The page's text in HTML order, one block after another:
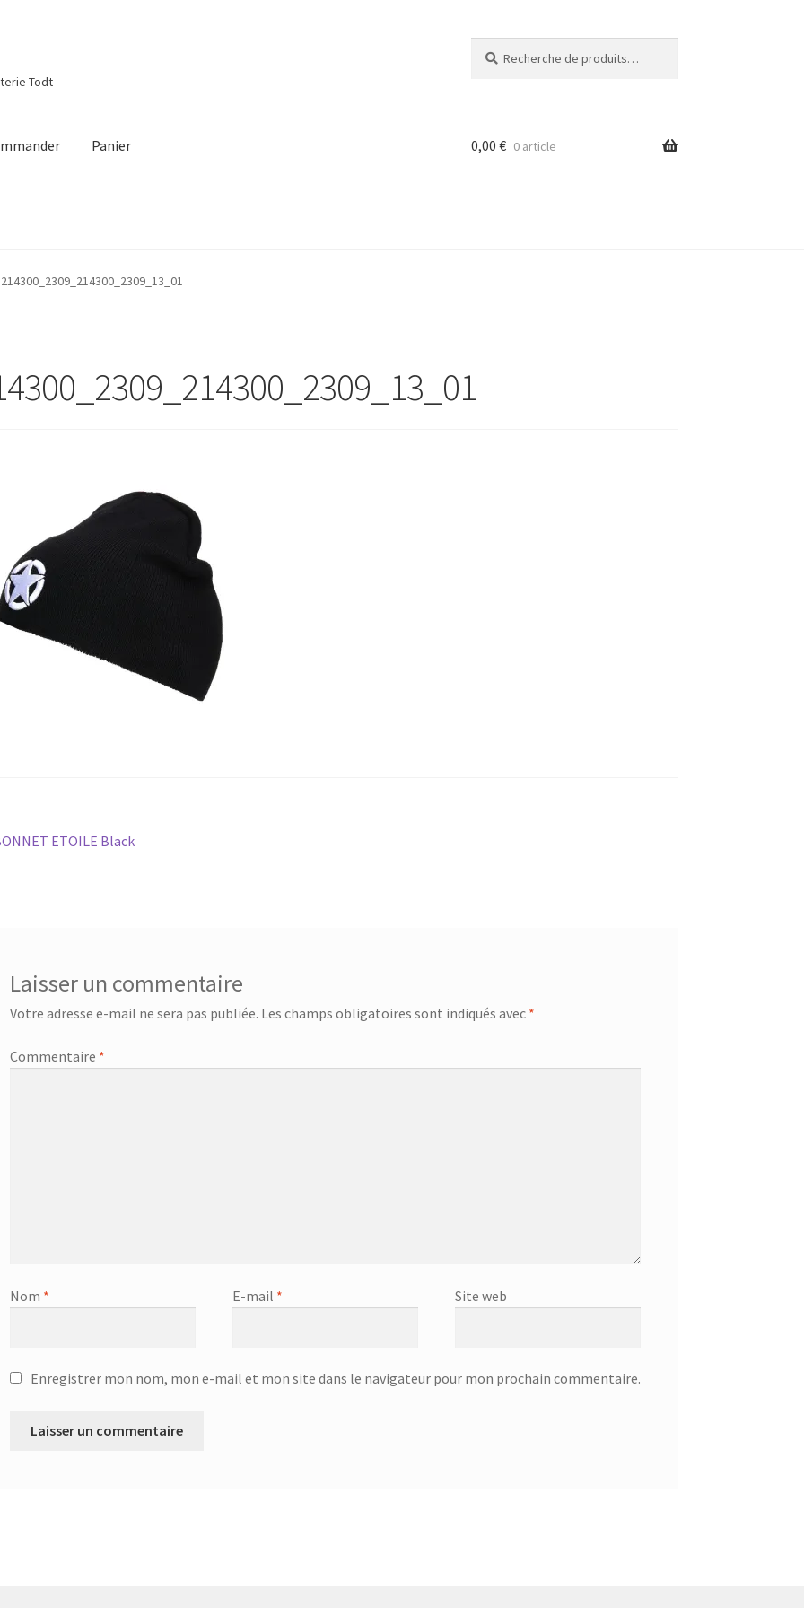
Todt
pour :
Panier 0,00 € 0 article
214300_2309_214300_2309_13_01
ETOILE Black
Laisser un commentaire
Votre adresse e-mail ne sera pas publiée. Les champs obligatoires sont indiqués avec *
Commentaire *
Nom * E-mail * Site web
Enregistrer mon nom, mon e-mail et mon site dans le navigateur pour mon prochain commentaire.